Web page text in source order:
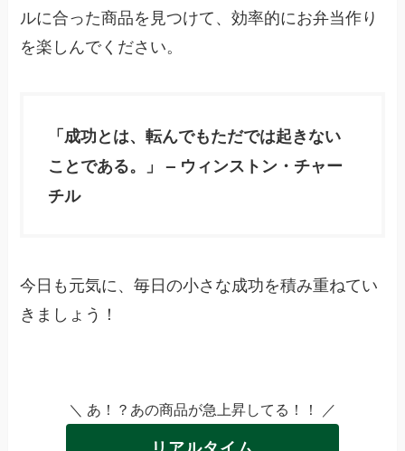
ルに合った商品を見つけて、効率的にお弁当作り
を楽しんでください。
「成功とは、転んでもただでは起きない
ことである。」 – ウィンストン・チャー
チル
今日も元気に、毎日の小さな成功を積み重ねてい
きましょう！
＼ あ！？あの商品が急上昇してる！！ ／